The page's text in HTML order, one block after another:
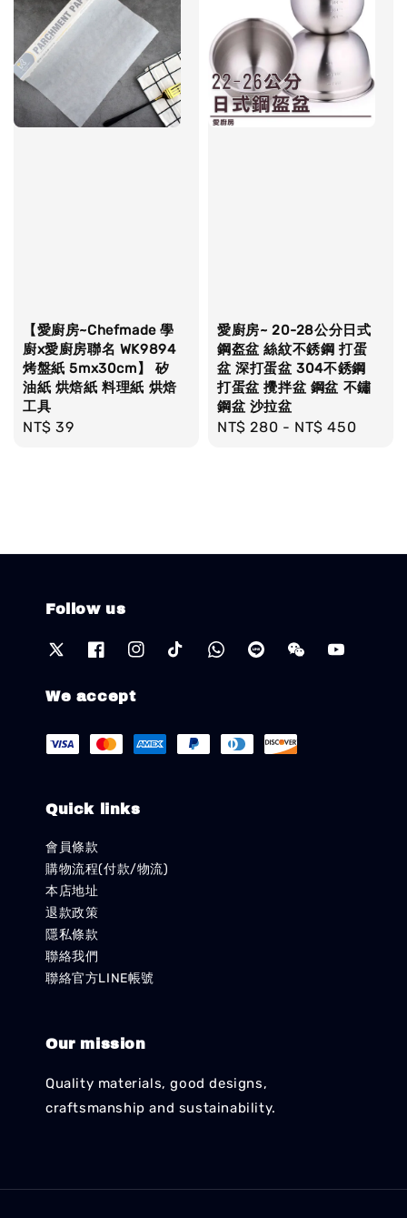
【愛廚房~Chefmade 學
廚x愛廚房聯名 WK9894
烤盤紙 5mx30cm】 矽
油紙 烘焙紙 料理紙 烘焙
工具
Regular
NT$ 39
愛廚房~ 20-28公分日式
鋼盔盆 絲紋不銹鋼 打蛋
盆 深打蛋盆 304不銹鋼
打蛋盆 攪拌盆 鋼盆 不鏽
鋼盆 沙拉盆
Regular
NT$ 280 - NT$ 450
Follow us
We accept
Quick links
會員條款
購物流程(付款/物流)
本店地址
退款政策
隱私條款
聯絡我們
聯絡官方LINE帳號
Our mission
Quality materials, good designs,
craftsmanship and sustainability.